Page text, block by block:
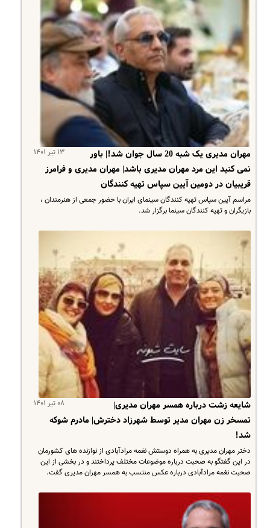
۱۳ تیر ۱۴۰۱
مهران مدیری یک شبه 20 سال جوان شد!| باور
نمی کنید این مرد مهران مدیری باشد| مهران مدیری و فرامرز
قریبیان در دومین آیین سپاس تهیه کنندگان
مراسم آیین سپاس تهیه کنندگان سینمای ایران با حضور جمعی از هنرمندان ،
بازیگران و تهیه کنندگان سینما برگزار شد.
۰۸ تیر ۱۴۰۱
شایعه زشت درباره همسر مهران مدیری|
تمسخر زن مهران مدیر توسط شهرزاد دخترش| مادرم شوکه
شد!
دختر مهران مدیری به همراه دوستش نغمه مرادآبادی از نوازنده های کشورمان
در این گفتگو به صحبت درباره موضوعات مختلف پرداختند و در بخشی از این
صحبت نغمه مرادآبادی درباره عکس منتسب به همسر مهران مدیری گفت.